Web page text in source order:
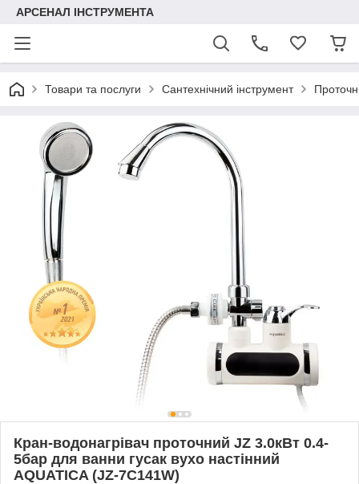
АРСЕНАЛ ІНСТРУМЕНТА
Товари та послуги Сантехнічний інструмент
Кран-водонагрівач проточний JZ 3.0кВт 0.4-
5бар для ванни гусак вухо настінний
AQUATICA (JZ-7C141W)